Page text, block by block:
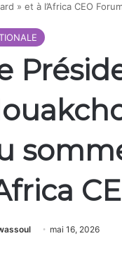
» et à l’Africa CEO
mai 16, 2026